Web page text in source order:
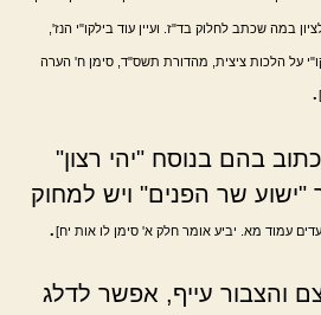
במה שכתב לחלוק בד"ז. ועיין עוד בילקו"י הנז',
על הלכות ציצית, מהדורת תשס"ד, סימן ח' הערה
.
בהם בנוסח "יהי רצון"
"ישוע שר הפנים" ויש למחוק
עמוד מא. יביע אומר חלק א' סימן לו אות יח].
והצבור עייף, אפשר לדלג